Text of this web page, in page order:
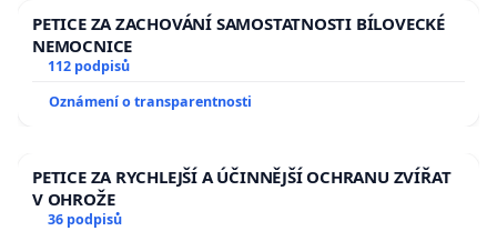
PETICE ZA ZACHOVÁNÍ SAMOSTATNOSTI BÍLOVECKÉ
NEMOCNICE
112 podpisů
Oznámení o transparentnosti
PETICE ZA RYCHLEJŠÍ A ÚČINNĚJŠÍ OCHRANU ZVÍŘAT
V OHROŽE
36 podpisů